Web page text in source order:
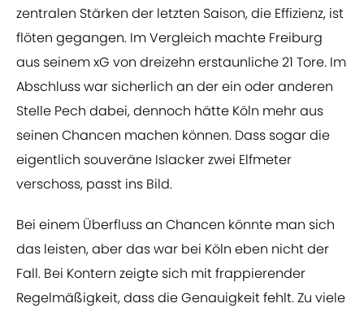
zentralen Stärken der letzten Saison, die Effizienz, ist
flöten gegangen. Im Vergleich machte Freiburg
aus seinem xG von dreizehn erstaunliche 21 Tore. Im
Abschluss war sicherlich an der ein oder anderen
Stelle Pech dabei, dennoch hätte Köln mehr aus
seinen Chancen machen können. Dass sogar die
eigentlich souveräne Islacker zwei Elfmeter
verschoss, passt ins Bild.
Bei einem Überfluss an Chancen könnte man sich
das leisten, aber das war bei Köln eben nicht der
Fall. Bei Kontern zeigte sich mit frappierender
Regelmäßigkeit, dass die Genauigkeit fehlt. Zu viele